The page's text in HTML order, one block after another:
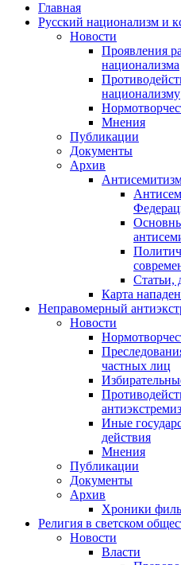
Главная
Русский национализм и
Новости
Проявления
национализма
национализму
Мнения
Публикации
Документы
Архив
Статьи,
Карта
Неправомерный
Новости
частных лиц
Иные
действия
Мнения
Публикации
Документы
Архив
Хроники
Религия в светском
Новости
Власти